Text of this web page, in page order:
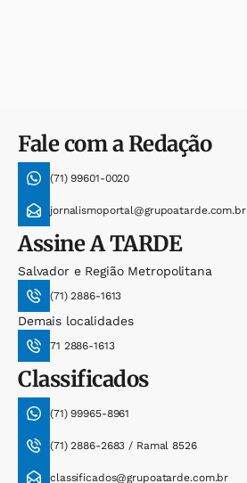
Fale com a Redação
(71) 99601-0020
jornalismoportal@grupoatarde.com.br
AssineA TARDE
Salvador e Região Metropolitana
(71) 2886-1613
Demais localidades
71 2886-1613
Classificados
(71) 99965-8961
(71) 2886-2683 / Ramal 8526
classificados@grupoatarde.com.br